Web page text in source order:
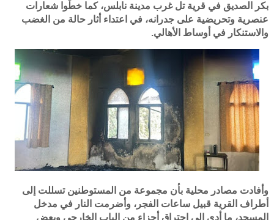
بكر الصديق في قرية تل غرب مدينة نابلس، كما خطّوا شعارات
عنصرية وتحريضية على جدرانه، في اعتداء أثار حالة من الغضب
والاستنكار في أوساط الأهالي.
وأفادت مصادر محلية بأن مجموعة من المستوطنين تسللت إلى
أطراف القرية قبيل ساعات الفجر، وأضرمت النار في مدخل
المسجد، ما أدى إلى احتراق أجزاء من الباب الخارجي وبعض